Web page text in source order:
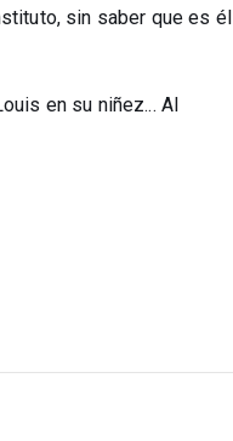
sin saber que es él
en su niñez... Al